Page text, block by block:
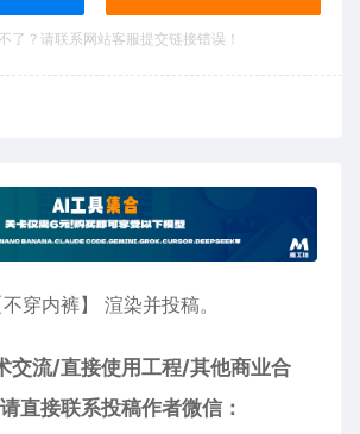
了？请联系网站客服提交链接错误！
穿内裤】 渲染并投稿。
交流/直接使用工程/其他商业合
直接联系投稿作者微信：